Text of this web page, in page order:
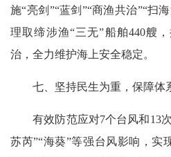
施“亮剑”“蓝剑”“商渔共治”“扫
理取缔涉渔“三无”船舶440艘
治，全力维护海上安全稳定。
七、坚持民生为重，保障体
有效防范应对7个台风和13次
苏芮”“海葵”等强台风影响，实